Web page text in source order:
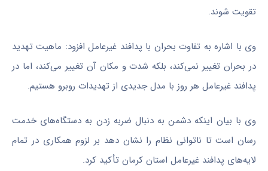
تقویت شوند.
وی با اشاره به تفاوت بحران با پدافند غیرعامل افزود: ماهیت تهدید
در بحران تغییر نمی‌کند، بلکه شدت و مکان آن تغییر می‌کند، اما در
پدافند غیرعامل هر روز با مدل جدیدی از تهدیدات روبرو هستیم.
وی با بیان اینکه دشمن به دنبال ضربه زدن به دستگاه‌های خدمت
رسان است تا ناتوانی نظام را نشان دهد بر لزوم همکاری در تمام
لایه‌های پدافند غیرعامل استان کرمان تأکید کرد.